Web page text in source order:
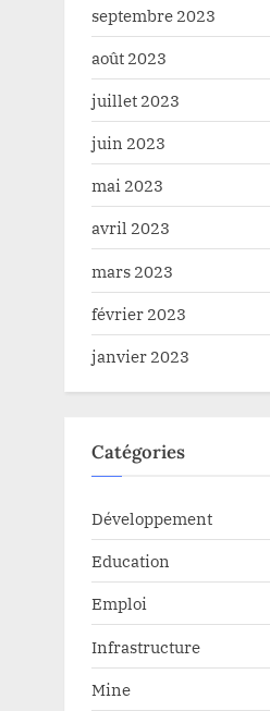
septembre 2023
août 2023
juillet 2023
juin 2023
mai 2023
avril 2023
mars 2023
février 2023
janvier 2023
Catégories
Développement
Education
Emploi
Infrastructure
Mine